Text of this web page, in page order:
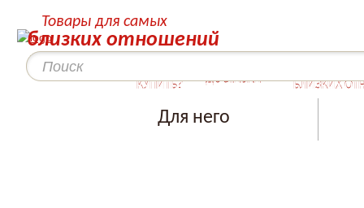
Товары для самых
близких отношений
КУПИТЬ?
ДОСТАВКА
БЛИЗКИХ
Для него